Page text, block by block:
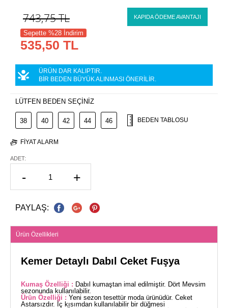
743,75TL KAPIDA ÖDEME AVANTAJI
Sepette %28 İndirim
535,50 TL
ÜRÜN DAR KALIPTIR.
BİR BEDEN BÜYÜK ALINMASI ÖNERİLİR.
LÜTFEN BEDEN SEÇİNİZ
38 40 42 44 46 BEDEN TABLOSU
FIYAT ALARM
ADET:
- +
PAYLAŞ:
Ürün Özellikleri
Kemer Detaylı Dabıl Ceket Fuşya
Kumaş Özelliği : Dabıl kumaştan imal edilmiştir. Dört Mevsim
sezonunda kullanılabilir.
Ürün Özelliği : Yeni sezon tesettür moda ürünüdür. Ceket
Astarsızdır. İç kısımdan kullanılabilir bir düğmesi